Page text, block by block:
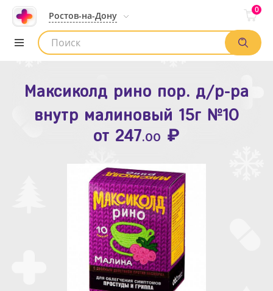
Ростов-на-Дону
0
Список аптек
Максиколд рино пор. д/р-ра
внутр малиновый 15г №10
от 247.00 ₽
Зодак таб. п.п.о. 10мг №10
от109.80 ₽